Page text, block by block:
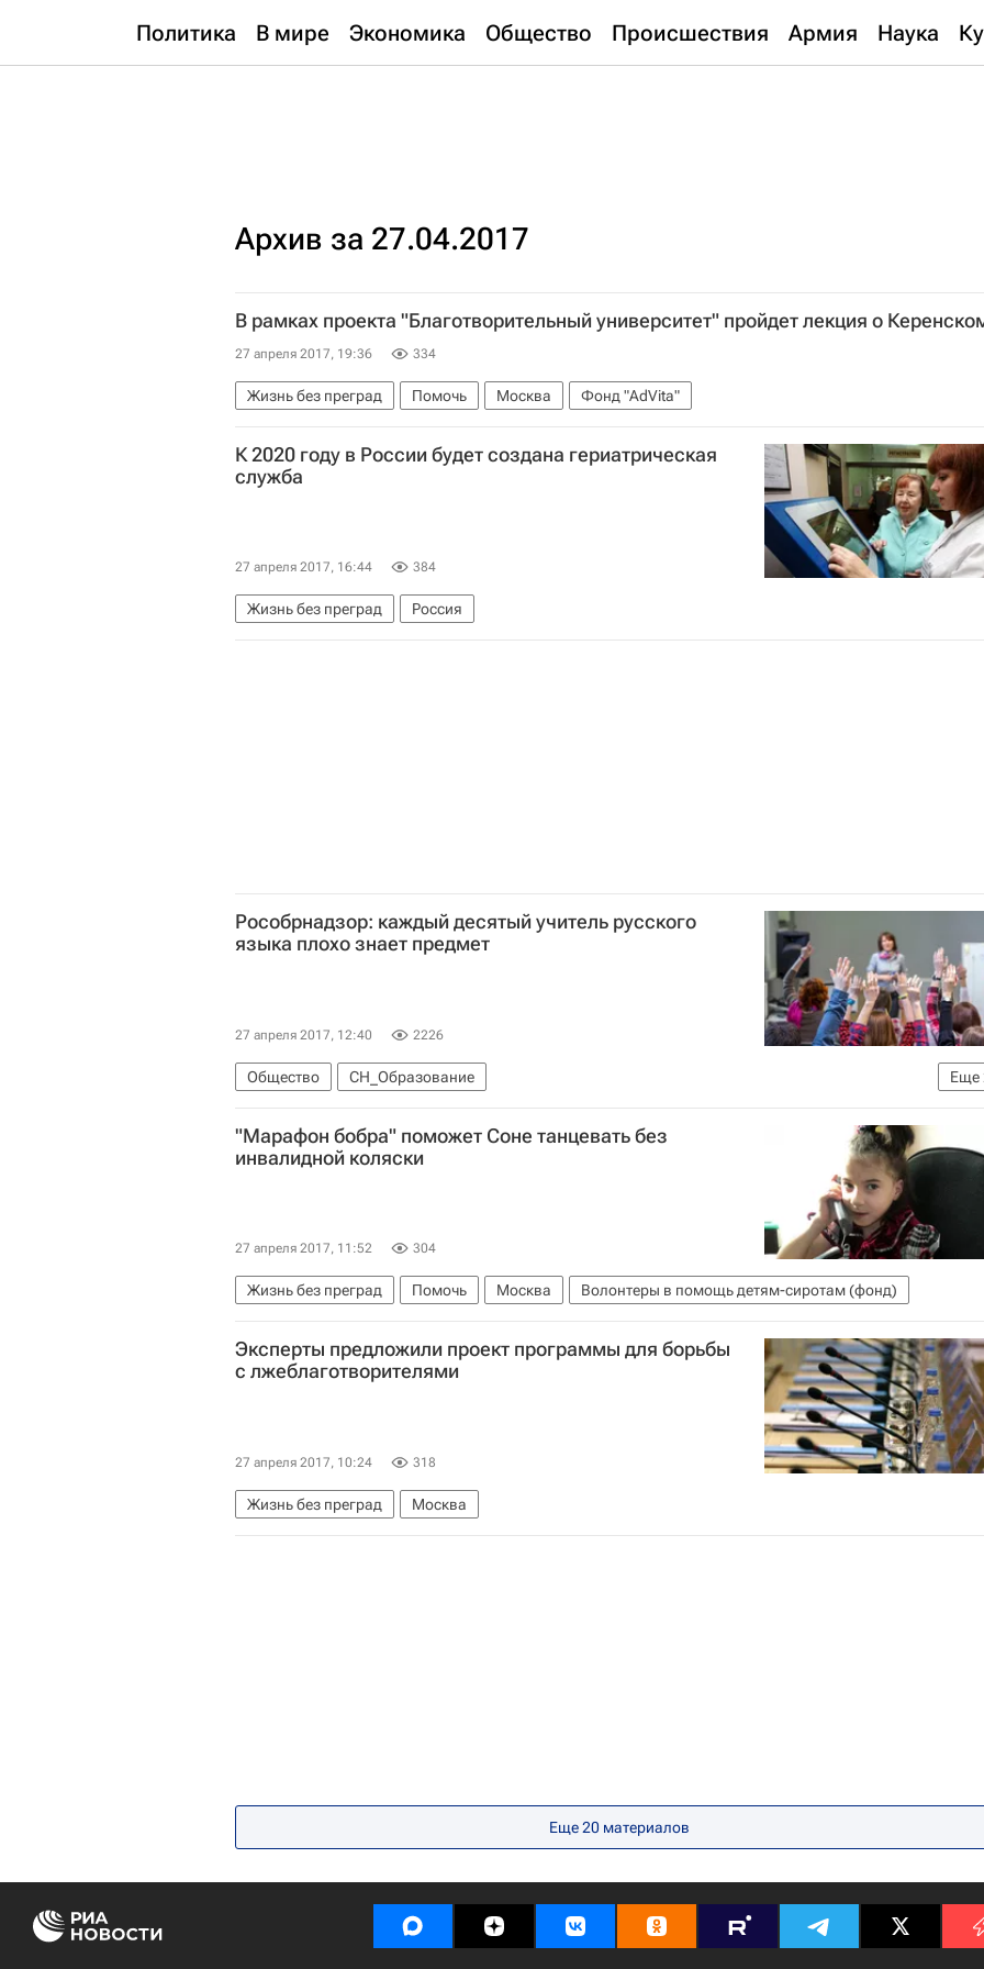
Политика В мире Экономика Общество Происшествия Армия Наука
Архив за 27.04.2017
В рамках проекта "Благотворительный университет" пройдет лекция о
27 апреля 2017, 19:36 334
Жизнь без преград Помочь Москва Фонд "AdVita"
К 2020 году в России будет создана гериатрическая
служба
27 апреля 2017, 16:44 384
Жизнь без преград Россия
Рособрнадзор: каждый десятый учитель русского
языка плохо знает предмет
27 апреля 2017, 12:40 2226
Еще
Общество
СН_Образование
Федеральная служба по надзору в сфере защиты прав потребителей и благополучия человека (Роспотребнадзор)
Россия
"Марафон бобра" поможет Соне танцевать без
инвалидной коляски
27 апреля 2017, 11:52 304
Жизнь без преград Помочь Москва Волонтеры в помощь детям-сиротам (фонд)
Эксперты предложили проект программы для борьбы
с лжеблаготворителями
27 апреля 2017, 10:24 318
Жизнь без преград Москва
Еще 20 материалов